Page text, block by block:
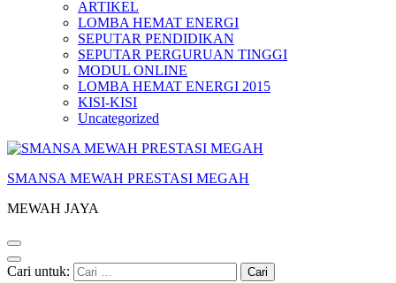
ARTIKEL
LOMBA HEMAT ENERGI
SEPUTAR PENDIDIKAN
SEPUTAR PERGURUAN TINGGI
MODUL ONLINE
LOMBA HEMAT ENERGI 2015
KISI-KISI
Uncategorized
SMANSA MEWAH PRESTASI MEGAH
MEWAH JAYA
Cari untuk: